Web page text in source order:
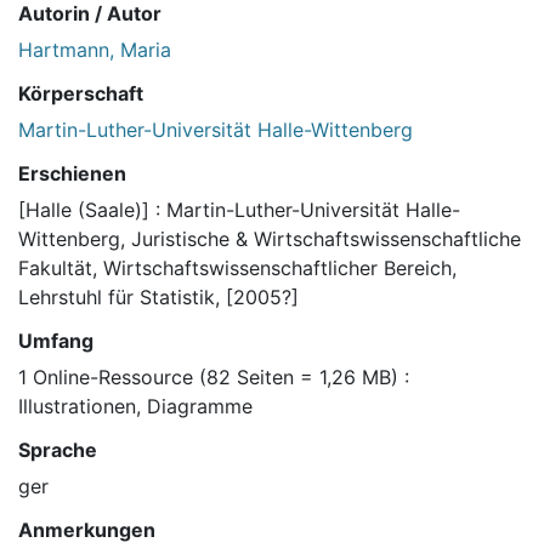
Autorin / Autor
Hartmann, Maria
Körperschaft
Martin-Luther-Universität Halle-Wittenberg
Erschienen
[Halle (Saale)] : Martin-Luther-Universität Halle-
Wittenberg, Juristische & Wirtschaftswissenschaftliche
Fakultät, Wirtschaftswissenschaftlicher Bereich,
Lehrstuhl für Statistik, [2005?]
Umfang
1 Online-Ressource (82 Seiten = 1,26 MB) :
Illustrationen, Diagramme
Sprache
ger
Anmerkungen